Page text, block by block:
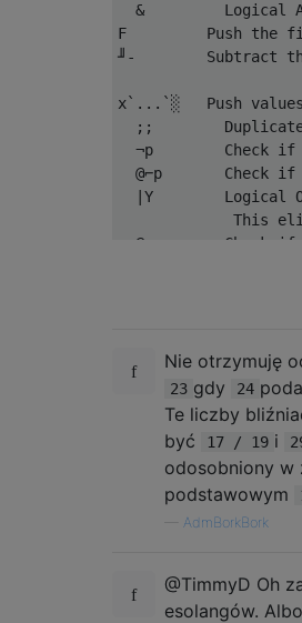
&         Logical
F         Push the
╜-        Subtract
x`...`░   Push
;;
¬p        Check if
@⌐p       Check if
|Y        Logical
This
@p        Check if
&         Logical
Nie otrzymuję
23 gdy 24
Te liczby
być
17 / 19 i
odosobniony w
podstawowym
AdmBorkBork
@TimmyD Oh
esolangów.